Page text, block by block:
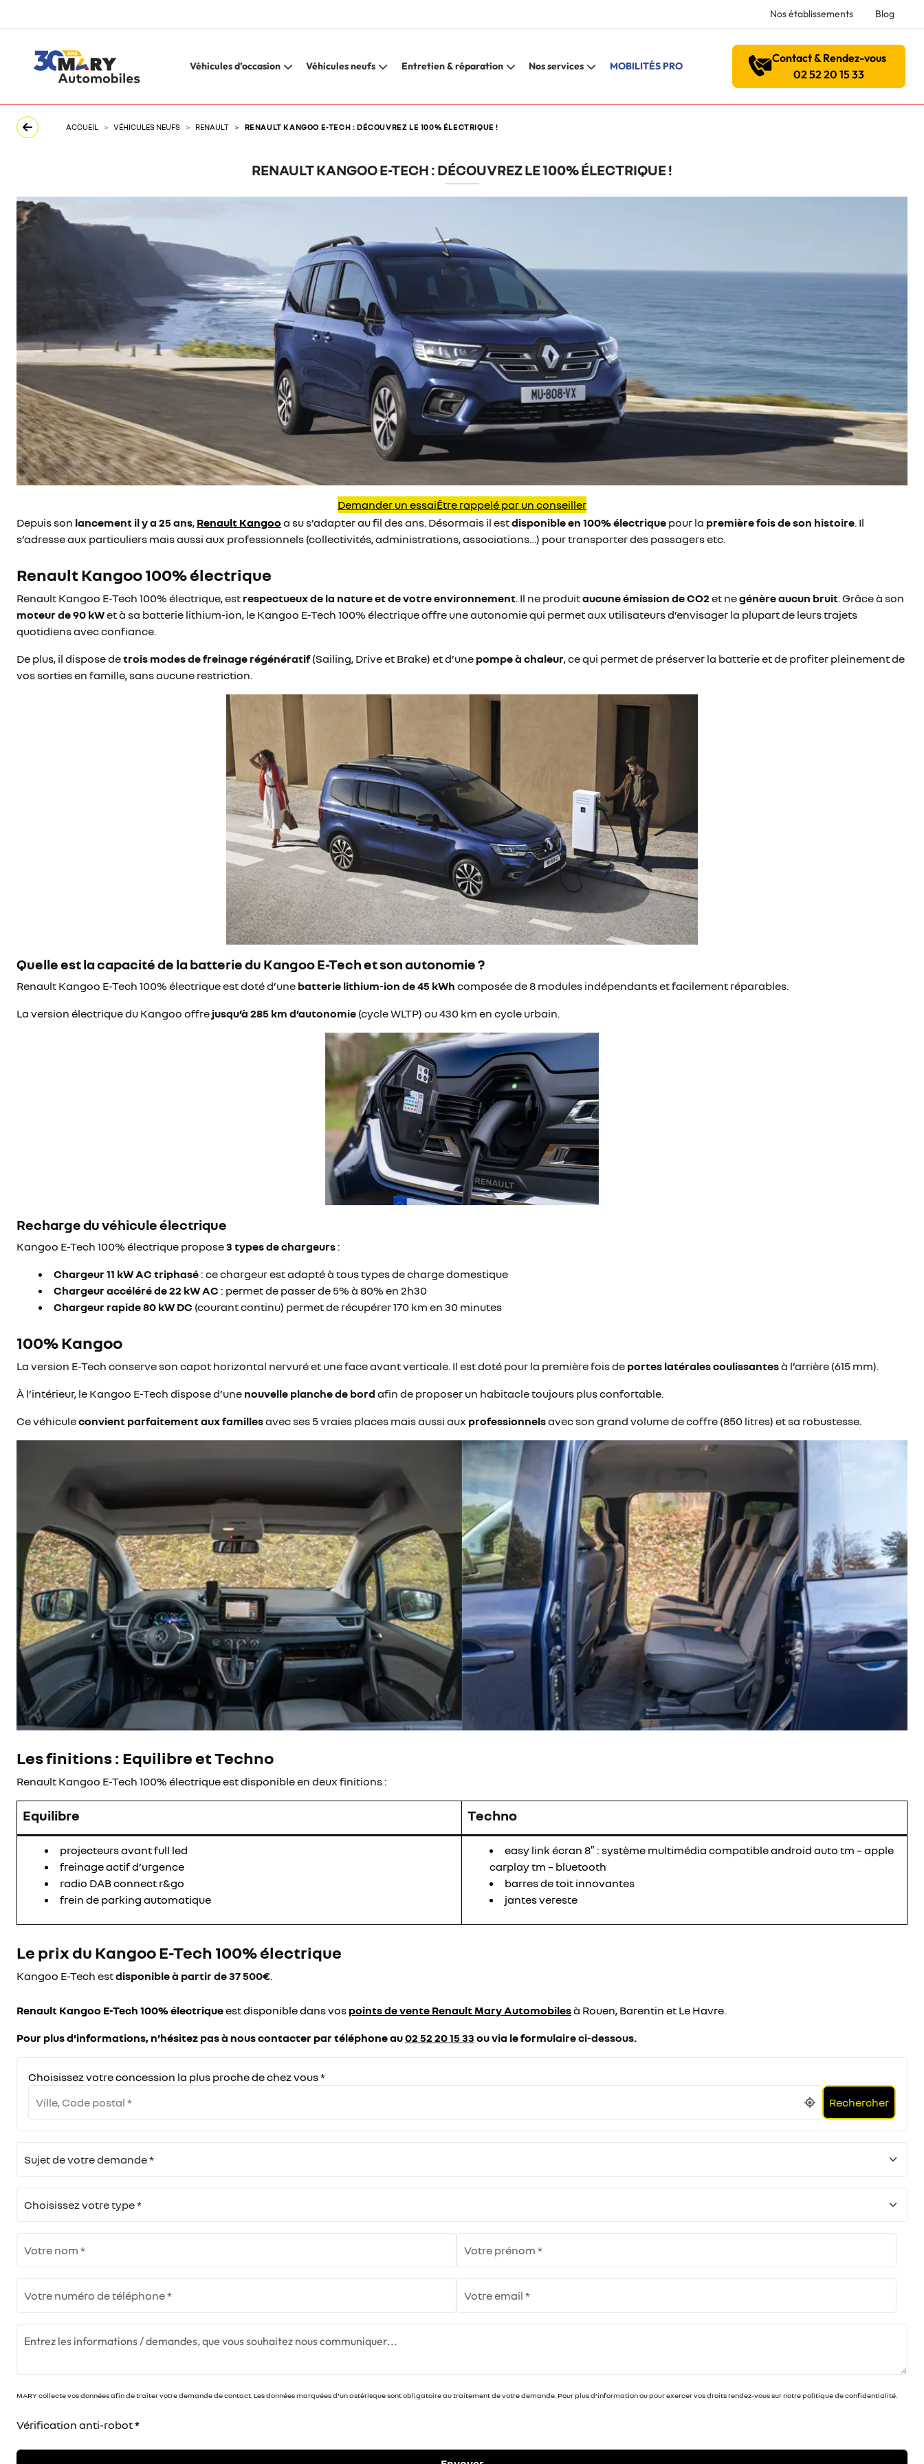
Nos établissements Blog
Véhicules d’occasion Véhicules neufs Entretien & réparation Nos services MOBILITÉS PRO
Contact & Rendez-vous
02 52 20 15 33
ACCUEIL VÉHICULES NEUFS RENAULT RENAULT KANGOO E-TECH : DÉCOUVREZ LE 100% ÉLECTRIQUE !
RENAULT KANGOO E-TECH : DÉCOUVREZ LE 100% ÉLECTRIQUE !
Demander un essaiÊtre rappelé par un conseiller
Depuis son lancement il y a 25 ans, Renault Kangoo a su s’adapter au fil des ans. Désormais il estdisponible en 100% électrique pour la première fois de son histoire. Il
s’adresse aux particuliers mais aussi aux professionnels (collectivités, administrations, associations…) pour transporter des passagers etc.
Renault Kangoo 100% électrique
Renault Kangoo E-Tech 100% électrique, est respectueux de la nature et de votre environnement. Il ne produitaucune émission de CO2 et negénère aucun bruit. Grâce à son
moteur de 90 kWet à sa batterie lithium-ion, le Kangoo E-Tech 100% électrique offre une autonomie qui permet aux utilisateurs d’envisager la plupart de leurs trajets
quotidiens avec confiance.
De plus, il dispose detrois modes de freinage régénératif(Sailing, Drive et Brake) et d’une pompe à chaleur, ce qui permet de préserver la batterie et de profiter pleinement de
vos sorties en famille, sans aucune restriction.
Quelle est la capacité de la batterie du Kangoo E-Tech et son autonomie ?
Renault Kangoo E-Tech 100% électrique est doté d’une batterie lithium-ion de 45 kWh composée de 8 modules indépendants et facilement réparables.
La version électrique du Kangoo offre jusqu’à 285 km d’autonomie (cycle WLTP) ou 430 km en cycle urbain.
Recharge du véhicule électrique
Kangoo E-Tech 100% électrique propose3 types de chargeurs :
Chargeur 11 kW AC triphasé : ce chargeur est adapté à tous types de charge domestique
Chargeur accéléré de 22 kW AC : permet de passer de 5% à 80% en 2h30
Chargeur rapide 80 kW DC (courant continu) permet de récupérer 170 km en 30 minutes
100% Kangoo
La version E-Tech conserve son capot horizontal nervuré et une face avant verticale. Il est doté pour la première fois de portes latérales coulissantesà l’arrière (615 mm).
À l’intérieur, le Kangoo E-Tech dispose d’une nouvelle planche de bord afin de proposer un habitacle toujours plus confortable.
Ce véhiculeconvient parfaitement aux famillesavec ses 5 vraies places mais aussi aux professionnelsavec son grand volume de coffre (850 litres) et sa robustesse.
Les finitions : Equilibre et Techno
Renault Kangoo E-Tech 100% électrique est disponible en deux finitions :
Equilibre Techno
projecteurs avant full led
freinage actif d’urgence
radio DAB connect r&go
frein de parking automatique
easy link écran 8″ : système multimédia compatible android auto tm – apple
carplay tm – bluetooth
barres de toit innovantes
jantes vereste
Le prix du Kangoo E-Tech 100% électrique
Kangoo E-Tech estdisponible à partir de 37 500€.
Renault Kangoo E-Tech 100% électriqueest disponible dans vos points de vente Renault Mary Automobilesà Rouen, Barentin et Le Havre.
Pour plus d’informations, n’hésitez pas à nous contacter par téléphone au02 52 20 15 33 ou via le formulaire ci-dessous.
Choisissez votre concession la plus proche de chez vous *
Rechercher
MARY collecte vos données afin de traiter votre demande de contact. Les données marquées d'un astérisque sont obligatoire au traitement de votre demande. Pour plus d’information ou pour exercer vos droits rendez-vous sur notre politique de confidentialité.
Vérification anti-robot